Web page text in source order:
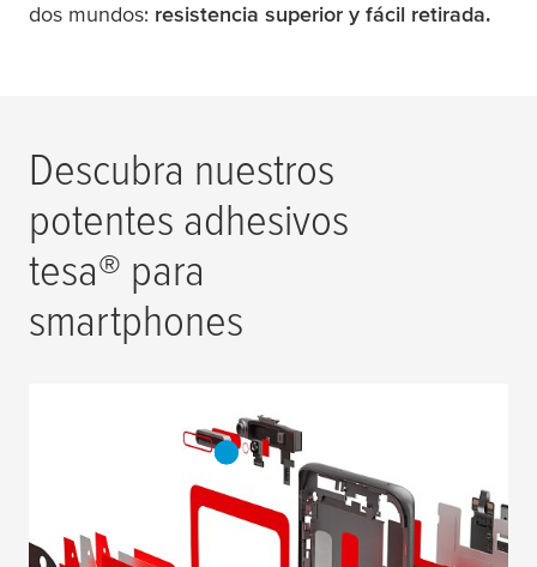
dos mundos: resistencia superior y fácil retirada.
Descubra nuestros
potentes adhesivos
tesa® para
smartphones